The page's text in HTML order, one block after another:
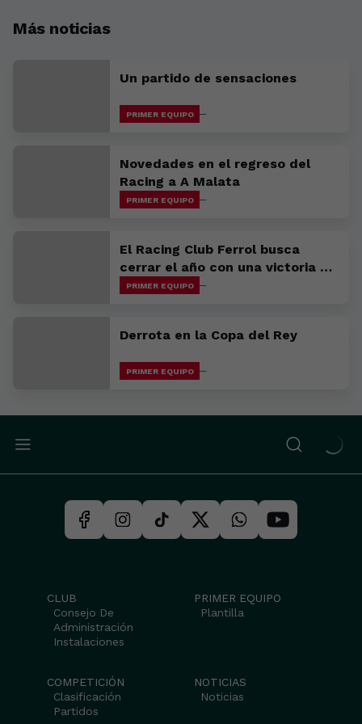
Más noticias
Un partido de sensaciones
PRIMER EQUIPO
Novedades en el regreso del
Racing a A Malata
PRIMER EQUIPO
El Racing Club Ferrol busca
cerrar el año con una victoria en
Avilés
PRIMER EQUIPO
Derrota en la Copa del Rey
PRIMER EQUIPO
CLUB
Consejo De
Administración
Instalaciones
PRIMER EQUIPO
Plantilla
COMPETICIÓN
Clasificación
Partidos
NOTICIAS
Noticias